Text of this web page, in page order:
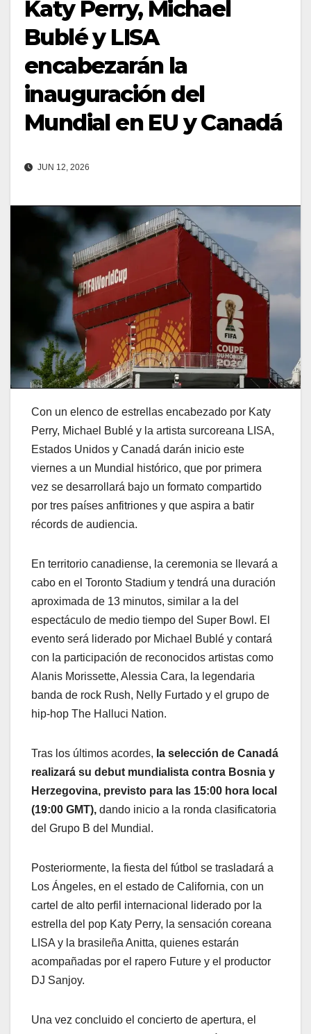
Katy Perry, Michael
Bublé y LISA
encabezarán la
inauguración del
Mundial en EU y Canadá
JUN 12, 2026
Con un elenco de estrellas encabezado por Katy
Perry, Michael Bublé y la artista surcoreana LISA,
Estados Unidos y Canadá darán inicio este
viernes a un Mundial histórico, que por primera
vez se desarrollará bajo un formato compartido
por tres países anfitriones y que aspira a batir
récords de audiencia.
En territorio canadiense, la ceremonia se llevará a
cabo en el Toronto Stadium y tendrá una duración
aproximada de 13 minutos, similar a la del
espectáculo de medio tiempo del Super Bowl. El
evento será liderado por Michael Bublé y contará
con la participación de reconocidos artistas como
Alanis Morissette, Alessia Cara, la legendaria
banda de rock Rush, Nelly Furtado y el grupo de
hip-hop The Halluci Nation.
Tras los últimos acordes, la selección de Canadá
realizará su debut mundialista contra Bosnia y
Herzegovina, previsto para las 15:00 hora local
(19:00 GMT), dando inicio a la ronda clasificatoria
del Grupo B del Mundial.
Posteriormente, la fiesta del fútbol se trasladará a
Los Ángeles, en el estado de California, con un
cartel de alto perfil internacional liderado por la
estrella del pop Katy Perry, la sensación coreana
LISA y la brasileña Anitta, quienes estarán
acompañadas por el rapero Future y el productor
DJ Sanjoy.
Una vez concluido el concierto de apertura, el